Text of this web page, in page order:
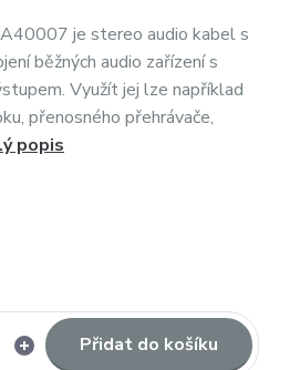
je stereo audio kabel s
běžných audio zařízení s
Využít jej lze například
přenosného přehrávače,
popis
Přidat do košíku